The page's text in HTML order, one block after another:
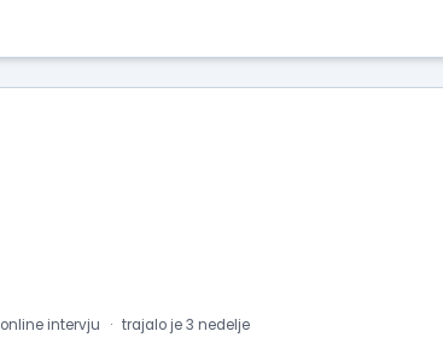
online intervju trajalo je 3 nedelje